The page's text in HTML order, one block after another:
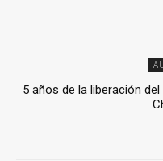
5 años de la liberación